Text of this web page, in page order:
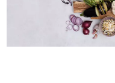
Готовим с
Свободное время